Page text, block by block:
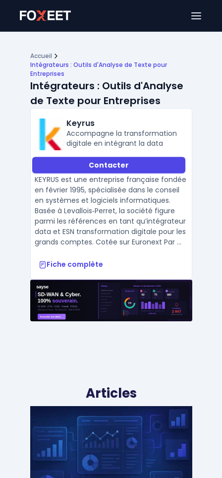
Accueil
Intégrateurs : Outils d'Analyse de Texte pour
Entreprises
Intégrateurs : Outils d'Analyse
de Texte pour Entreprises
Keyrus
Accompagne la transformation
digitale en intégrant la data
Contacter
KEYRUS est une entreprise française fondée
en février 1995, spécialisée dans le conseil
en systèmes et logiciels informatiques.
Basée à Levallois‑Perret, la société figure
parmi les références en tant qu’intégrateur
data et ESN transformation digitale pour les
grands comptes. Cotée sur Euronext Par ...
Fiche complète
Articles